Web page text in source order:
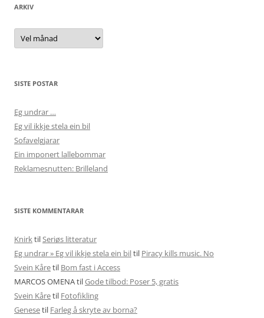
ARKIV
Arkiv
SISTE POSTAR
Eg undrar …
Eg vil ikkje stela ein bil
Sofavelgjarar
Ein imponert lallebommar
Reklamesnutten: Brilleland
SISTE KOMMENTARAR
KnirktilSeriøs litteratur
Eg undrar » Eg vil ikkje stela ein biltil Piracy kills music. No
Svein Kåretil Bom fast i Access
MARCOS OMENAtilGode tilbod: Poser 5, gratis
Svein Kåretil Fotofikling
Genesetil Farleg å skryte av borna?